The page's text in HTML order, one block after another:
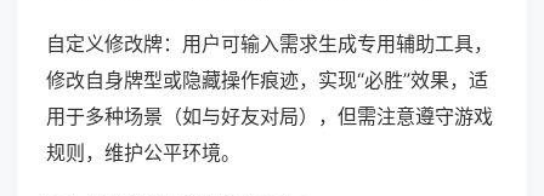
自定义修改牌：用户可输入需求生成专用辅助工具，
修改自身牌型或隐藏操作痕迹，实现“必胜”效果，适
用于多种场景（如与好友对局），但需注意遵守游戏
规则，维护公平环境。